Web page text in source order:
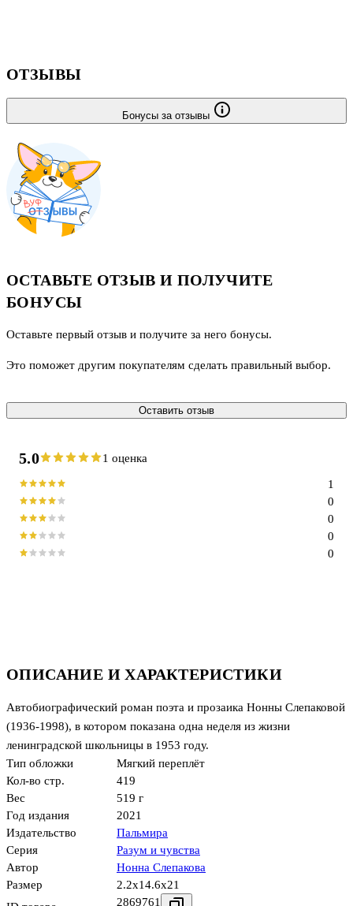
ОПИСАНИЕ И ХАРАКТЕРИСТИКИ
Автобиографический роман поэта и прозаика Нонны Слепаковой
(1936-1998), в котором показана одна неделя из жизни
ленинградской школьницы в 1953 году.
Тип обложки
Мягкий переплёт
Кол-во стр.
419
Вес
519 г
Год издания
2021
Издательство
Пальмира
Серия
Разум и чувства
Автор
Нонна Слепакова
Размер
2.2x14.6x21
2869761
ОТЗЫВЫ
Бонусы за отзывы
ОСТАВЬТЕ ОТЗЫВ И ПОЛУЧИТЕ
БОНУСЫ
Оставьте первый отзыв и получите за него бонусы.
Это поможет другим покупателям сделать правильный выбор.
Оставить отзыв
5.0 1 оценка
0
0
0
0
1